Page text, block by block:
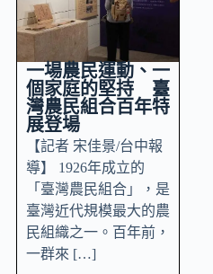
一場農民運動、一
個家庭的堅持 臺
灣農民組合百年特
展登場
【記者 宋佳景/台中報
導】 1926年成立的
「臺灣農民組合」，是
臺灣近代規模最大的農
民組織之一。百年前，
一群來 […]